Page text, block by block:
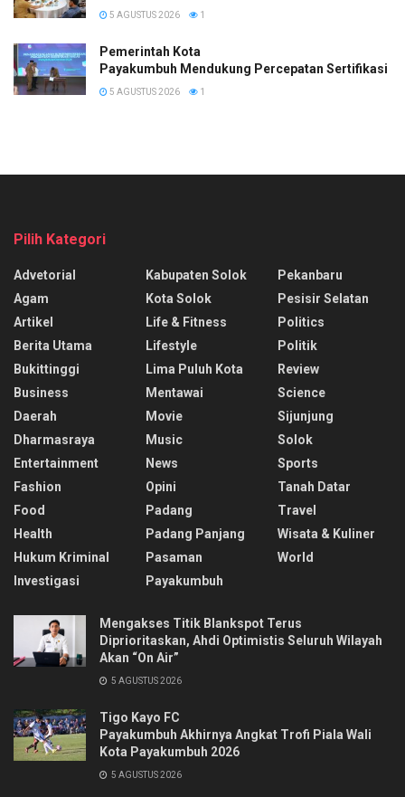
5 AGUSTUS 2026 1
Pemerintah Kota
Payakumbuh Mendukung Percepatan Sertifikasi
5 AGUSTUS 2026 1
Pilih Kategori
Advetorial
Agam
Artikel
Berita Utama
Bukittinggi
Business
Daerah
Dharmasraya
Entertainment
Fashion
Food
Health
Hukum Kriminal
Investigasi
Kabupaten Solok
Kota Solok
Life & Fitness
Lifestyle
Lima Puluh Kota
Mentawai
Movie
Music
News
Opini
Padang
Padang Panjang
Pasaman
Payakumbuh
Pekanbaru
Pesisir Selatan
Politics
Politik
Review
Science
Sijunjung
Solok
Sports
Tanah Datar
Travel
Wisata & Kuliner
World
Mengakses Titik Blankspot Terus
Diprioritaskan, Ahdi Optimistis Seluruh Wilayah
Akan “On Air”
5 AGUSTUS 2026
Tigo Kayo FC
Payakumbuh Akhirnya Angkat Trofi Piala Wali
Kota Payakumbuh 2026
5 AGUSTUS 2026